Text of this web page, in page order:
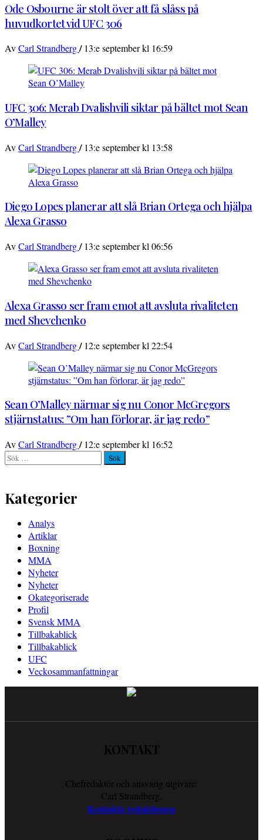
Ode Osbourne är stolt över att få slåss på
huvudkortet vid UFC 306
AvCarl Strandberg/ 13:e september kl 16:59
UFC 306: Merab Dvalishvili siktar på bältet mot Sean
O’Malley
AvCarl Strandberg/ 13:e september kl 13:58
Diego Lopes planerar att slå Brian Ortega och hjälpa
Alexa Grasso
AvCarl Strandberg/ 13:e september kl 06:56
Alexa Grasso ser fram emot att avsluta rivaliteten
med Shevchenko
AvCarl Strandberg/ 12:e september kl 22:54
Sean O’Malley närmar sig nu Conor McGregors
stjärnstatus: ”Om han förlorar, är jag redo”
AvCarl Strandberg/ 12:e september kl 16:52
Sök
efter:
Kategorier
Analys
Artiklar
Boxning
MMA
Nyheter
Nyheter
Okategoriserade
Profil
Svensk MMA
Tillbakablick
Tillbakablick
UFC
Veckosammanfattningar
KONTAKT
Chefredaktör och ansvarig utgivare:
Carl Strandberg.
Kontakta redaktionen